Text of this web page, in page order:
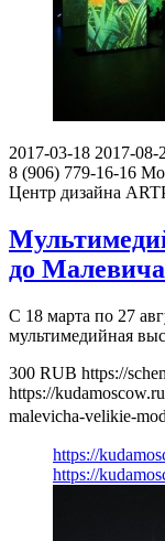
2017-03-18 2017-08-
8 (906) 779-16-16
Центр дизайна
до
С 18 марта по 27
мультимедийная
300 RUB https://
https://
malevicha-velikie-
https://
https://